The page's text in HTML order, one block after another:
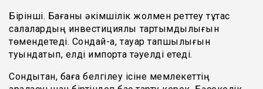
Бірінші. Бағаны әкімшілік жолмен реттеу тұтас
салалардың инвестициялық тартымдылығын
төмендетеді. Сондай-ақ, тауар тапшылығын
туындатып, елді импортқа тәуелді етеді.
Сондықтан, баға белгілеу ісіне мемлекеттің